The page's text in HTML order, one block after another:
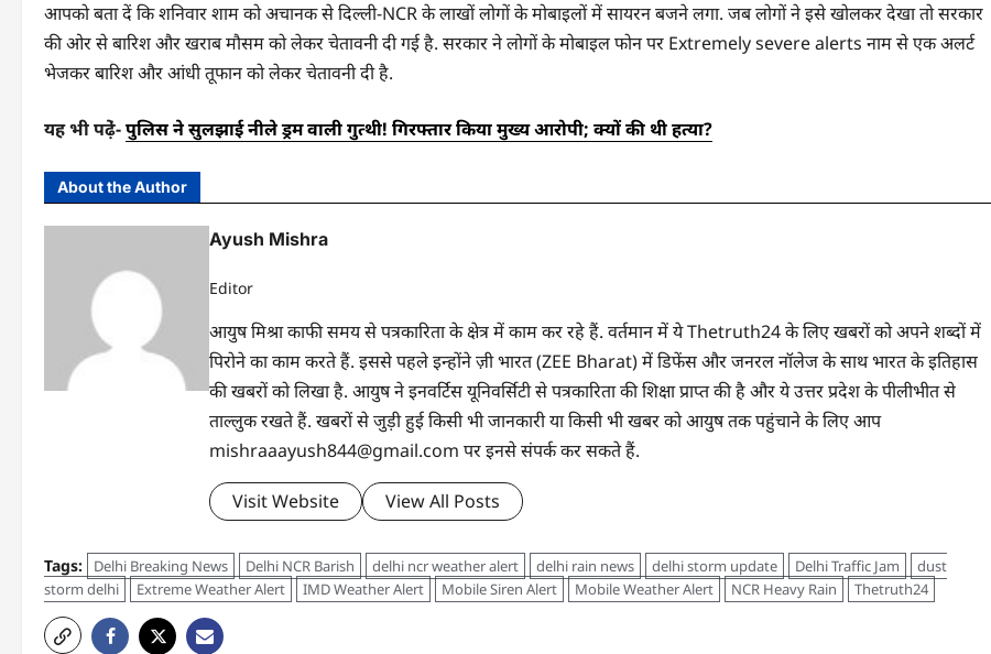
आपको बता दें कि शनिवार शाम को अचानक से दिल्ली-NCR के लाखों लोगों के मोबाइलों में सायरन बजने लगा. जब लोगों ने इसे खोलकर देखा तो सरकार
की ओर से बारिश और खराब मौसम को लेकर चेतावनी दी गई है. सरकार ने लोगों के मोबाइल फोन पर Extremely severe alerts नाम से एक अलर्ट
भेजकर बारिश और आंधी तूफान को लेकर चेतावनी दी है.
यह भी पढे़ं-पुलिस ने सुलझाई नीले ड्रम वाली गुत्थी! गिरफ्तार किया मुख्य आरोपी; क्यों की थी हत्या?
About the Author
Ayush Mishra
Editor
आयुष मिश्रा काफी समय से पत्रकारिता के क्षेत्र में काम कर रहे हैं. वर्तमान में ये Thetruth24 के लिए खबरों को अपने शब्दों में
पिरोने का काम करते हैं. इससे पहले इन्होंने ज़ी भारत (ZEE Bharat) में डिफेंस और जनरल नॉलेज के साथ भारत के इतिहास
की खबरों को लिखा है. आयुष ने इनवर्टिस यूनिवर्सिटी से पत्रकारिता की शिक्षा प्राप्त की है और ये उत्तर प्रदेश के पीलीभीत से
ताल्लुक रखते हैं. खबरों से जुड़ी हुई किसी भी जानकारी या किसी भी खबर को आयुष तक पहुंचाने के लिए आप
mishraaayush844@gmail.com पर इनसे संपर्क कर सकते हैं.
Visit Website View All Posts
Tags: Delhi Breaking News Delhi NCR Barish delhi ncr weather alert delhi rain news delhi storm update Delhi Traffic Jam
dust
storm delhi
Extreme Weather Alert IMD Weather Alert Mobile Siren Alert Mobile Weather Alert NCR Heavy Rain Thetruth24